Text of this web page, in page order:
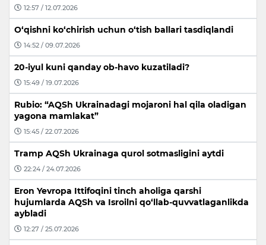
12:57 / 12.07.2026
O‘qishni ko‘chirish uchun o‘tish ballari tasdiqlandi
14:52 / 09.07.2026
20-iyul kuni qanday ob-havo kuzatiladi?
15:49 / 19.07.2026
Rubio: “AQSh Ukrainadagi mojaroni hal qila oladigan
yagona mamlakat”
15:45 / 22.07.2026
Tramp AQSh Ukrainaga qurol sotmasligini aytdi
22:24 / 24.07.2026
Eron Yevropa Ittifoqini tinch aholiga qarshi
hujumlarda AQSh va Isroilni qo‘llab-quvvatlaganlikda
aybladi
12:27 / 25.07.2026